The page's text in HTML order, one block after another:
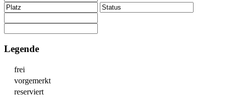
Legende
frei
vorgemerkt
reserviert